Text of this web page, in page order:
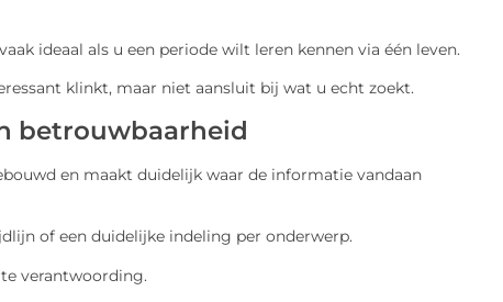
ideaal als u een periode wilt leren kennen via één leven.
klinkt, maar niet aansluit bij wat u echt zoekt.
betrouwbaarheid
en maakt duidelijk waar de informatie vandaan
of een duidelijke indeling per onderwerp.
verantwoording.